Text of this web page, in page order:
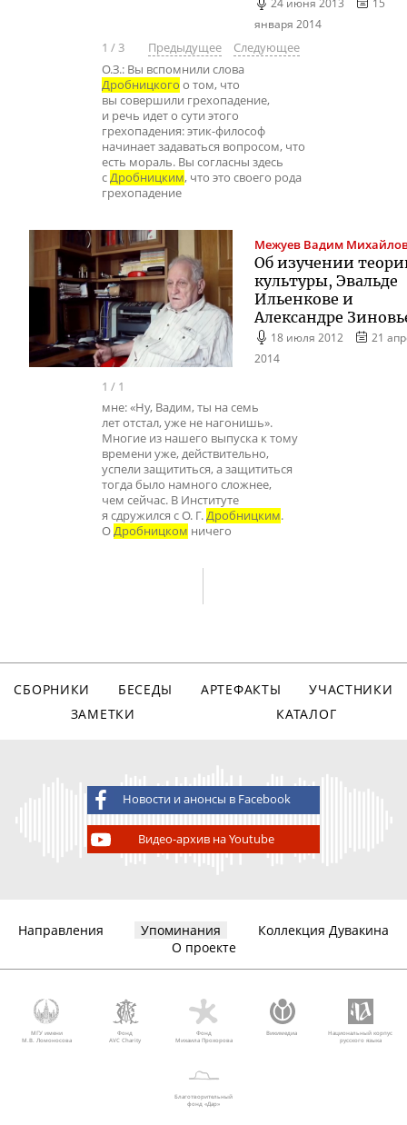
января 2014
1 /3 Предыдущее
Следующее
О.З.: Вы вспомнили слова
Дробницкого о том, что
вы совершили грехопадение,
и речь идет о сути этого
грехопадения: этик-философ
начинает задаваться вопросом, что
есть мораль. Вы согласны здесь
сДробницким, что это своего рода
грехопадение
Межуев Вадим
Об изучении
культуры, Эвальде
Ильенкове и
Александре
18 июля 2012
21
2014
1 / 1
мне: «Ну, Вадим, ты на семь
лет отстал, уже не нагонишь».
Многие из нашего выпуска к тому
времени уже, действительно,
успели защититься, а защититься
тогда было намного сложнее,
чем сейчас. В Институте
я сдружился с О. Г.Дробницким.
ОДробницком ничего
СБОРНИКИ БЕСЕДЫ АРТЕФАКТЫ
УЧАСТНИКИ
ЗАМЕТКИ
КАТАЛОГ
Новости и анонсы в Facebook
Видео-архив на Youtube
Направления Упоминания
Коллекция Дувакина
О проекте
МГУ имени
М.В. Ломоносова
Фонд
AVC Charity
Фонд
Михаила Прохорова
Викимедиа
Национальный корпус
русского языка
Благотворительный
фонд «Дар»